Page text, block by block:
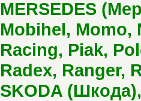
MERSEDES
Mobihel, Momo,
Racing, Piak,
Radex, Ranger,
SKODA